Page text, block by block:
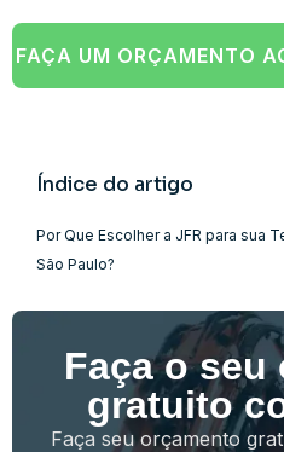
FAÇA UM ORÇAMENTO
Índice do artigo
Por Que Escolher a JFR para sua
São Paulo?
Faça o seu
gratuito
Faça seu orçamento